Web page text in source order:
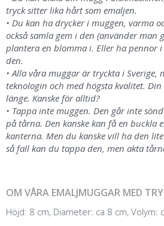
tryck sitter lika hårt som emaljen.
• Du kan ha drycker i muggen, varma
också samla gem i den (använder man
plantera en blomma i. Eller ha pennor
den.
• Alla våra muggar är tryckta i Sverige,
teknologin och med högsta kvalitet.
länge. Kanske för alltid?
• Tappa inte muggen. Den går inte
på tårna. Den kanske kan få en buckla
kanterna. Men du kanske vill ha den
så fall kan du tappa den, men akta
OM VÅRA EMALJMUGGAR MED
Höjd: 8 cm, Diameter: ca 8 cm, Volym: